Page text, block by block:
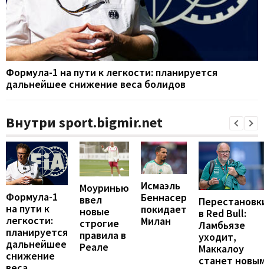
Формула-1 на пути к легкости: планируется
дальнейшее снижение веса болидов
Внутри sport.bigmir.net
Формула-1
на пути к
легкости:
планируется
дальнейшее
снижение
Моуринью
ввел
новые
строгие
правила в
Реале
Исмаэль
Беннасер
покидает
Милан
в Red Bull:
Ламбьязе
уходит,
Маккалоу
станет